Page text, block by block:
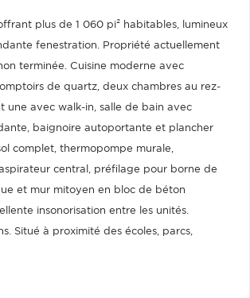
plus de 1 060 pi² habitables, lumineux
fenestration. Propriété actuellement
terminée. Cuisine moderne avec
de quartz, deux chambres au rez-
une avec walk-in, salle de bain avec
baignoire autoportante et plancher
complet, thermopompe murale,
central, préfilage pour borne de
et mur mitoyen en bloc de béton
insonorisation entre les unités.
Situé à proximité des écoles, parcs,